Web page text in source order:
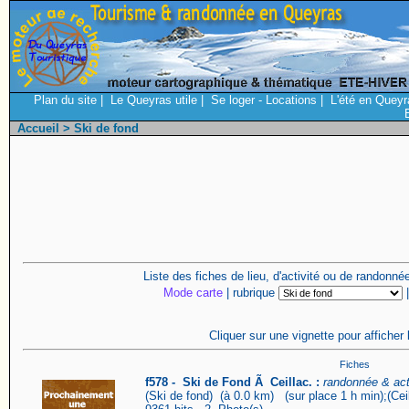
Plan du site Le Queyras utile Se loger - Locations
L'été en
Accueil > Ski de fond
Liste des fiches de lieu, d'activité ou de
Mode carte | rubrique
Cliquer sur une vignette pour
Fiches
f578 - Ski de Fond Ã Ceillac. : randonnée &
(Ski de fond) (à 0.0 km) (sur place 1 h